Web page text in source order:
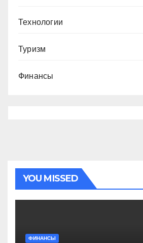
Технологии
Туризм
Финансы
YOU MISSED
ФИНАНСЫ